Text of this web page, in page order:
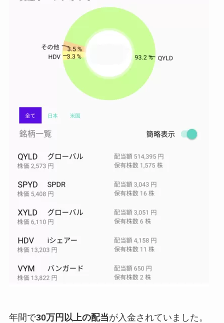
年間で30万円以上の配当が入金されていました。